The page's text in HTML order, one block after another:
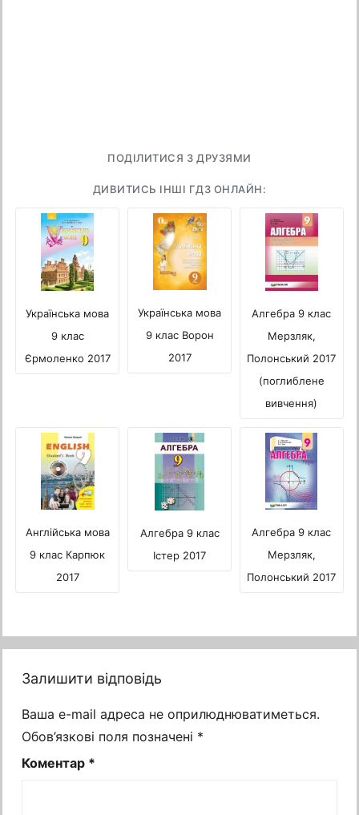
ПОДІЛИТИСЯ З ДРУЗЯМИ
ДИВИТИСЬ ІНШІ ГДЗ ОНЛАЙН:
Українська мова
9 клас
Єрмоленко 2017
Українська мова
9 клас Ворон
2017
Алгебра 9 клас
Мерзляк,
Полонський 2017
(поглиблене
вивчення)
Англійська мова
9 клас Карпюк
2017
Алгебра 9 клас
Істер 2017
Алгебра 9 клас
Мерзляк,
Полонський 2017
Залишити відповідь
Ваша e-mail адреса не оприлюднюватиметься.
Обов’язкові поля позначені *
Коментар *